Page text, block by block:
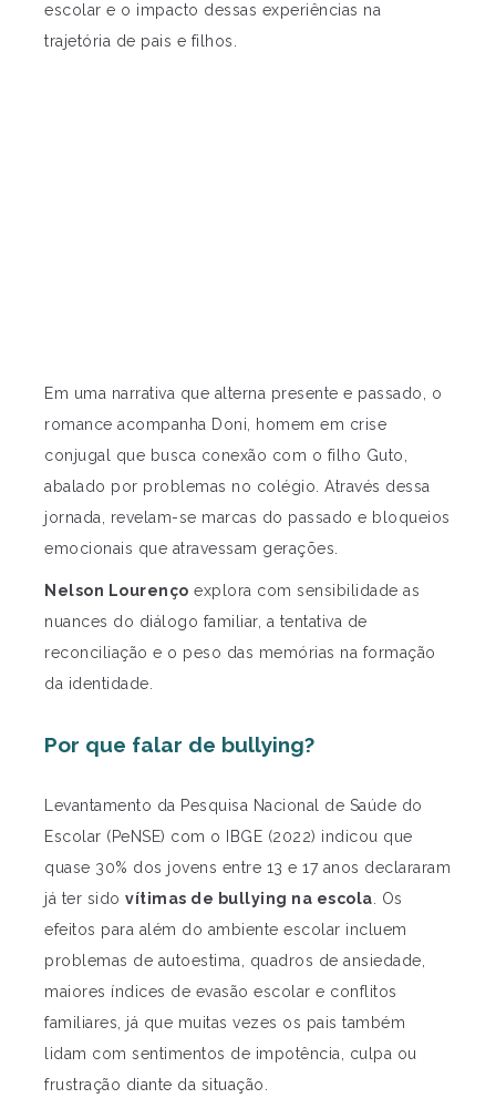
escolar e o impacto dessas experiências na
trajetória de pais e filhos.
Em uma narrativa que alterna presente e passado, o
romance acompanha Doni, homem em crise
conjugal que busca conexão com o filho Guto,
abalado por problemas no colégio. Através dessa
jornada, revelam-se marcas do passado e bloqueios
emocionais que atravessam gerações.
Nelson Lourenço explora com sensibilidade as
nuances do diálogo familiar, a tentativa de
reconciliação e o peso das memórias na formação
da identidade.
Por que falar de bullying?
Levantamento da Pesquisa Nacional de Saúde do
Escolar (PeNSE) com o IBGE (2022) indicou que
quase 30% dos jovens entre 13 e 17 anos declararam
já ter sido vítimas de bullying na escola . Os
efeitos para além do ambiente escolar incluem
problemas de autoestima, quadros de ansiedade,
maiores índices de evasão escolar e conflitos
familiares, já que muitas vezes os pais também
lidam com sentimentos de impotência, culpa ou
frustração diante da situação.